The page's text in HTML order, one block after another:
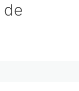
de